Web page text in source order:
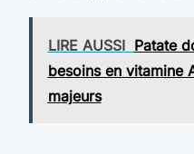
LIRE AUSSI Patate
besoins en vitamine
majeurs